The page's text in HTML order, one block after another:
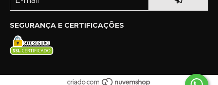
SEGURANÇA E CERTIFICAÇÕES